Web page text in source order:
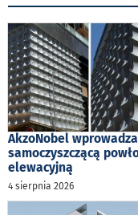
AkzoNobel wprowadza
samoczyszczącą
elewacyjną
4 sierpnia 2026